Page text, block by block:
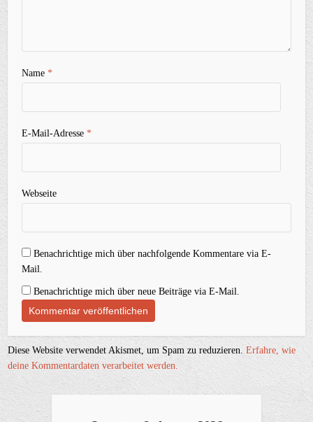
Name*
E-Mail-Adresse*
Webseite
Benachrichtige mich über nachfolgende Kommentare via E-
Mail.
Benachrichtige mich über neue Beiträge via E-Mail.
Diese Website verwendet Akismet, um Spam zu reduzieren.Erfahre, wie
deine Kommentardaten verarbeitet werden.